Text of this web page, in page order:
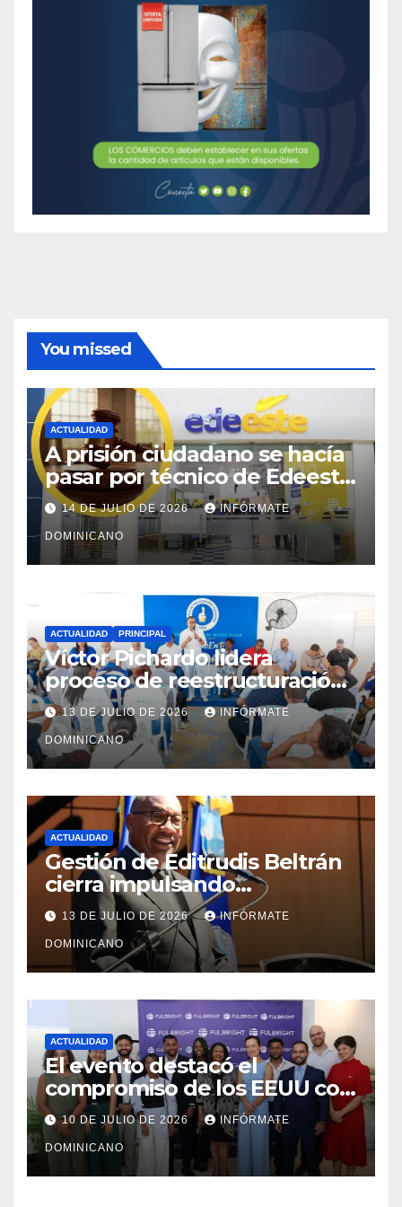
You missed
ACTUALIDAD
A prisión ciudadano se hacía
pasar por técnico de Edeeste
para estafar a dueños de
comercios
14 DE JULIO DE 2026 INFÓRMATE
DOMINICANO
ACTUALIDAD PRINCIPAL
Víctor Pichardo lidera
proceso de reestructuración
y fortalecimiento del PRM en
Monte Plata
13 DE JULIO DE 2026 INFÓRMATE
DOMINICANO
ACTUALIDAD
Gestión de Editrudis Beltrán
cierra impulsando
modernización, expansión y
transformación institucional
13 DE JULIO DE 2026 INFÓRMATE
DOMINICANO
ACTUALIDAD
El evento destacó el
compromiso de los EEUU con
el liderazgo, la innovación y la
excelencia académica por
más de ocho décadas.
10 DE JULIO DE 2026 INFÓRMATE
DOMINICANO